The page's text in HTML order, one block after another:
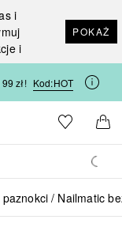
i
i
POKAŻ
zł! Kod:HOT
główna Douglas
Do listyDo
Nailmatic